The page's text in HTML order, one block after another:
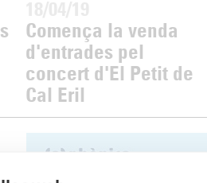
Comença la venda
d'entrades pel
concert d'El Petit de
Cal Eril